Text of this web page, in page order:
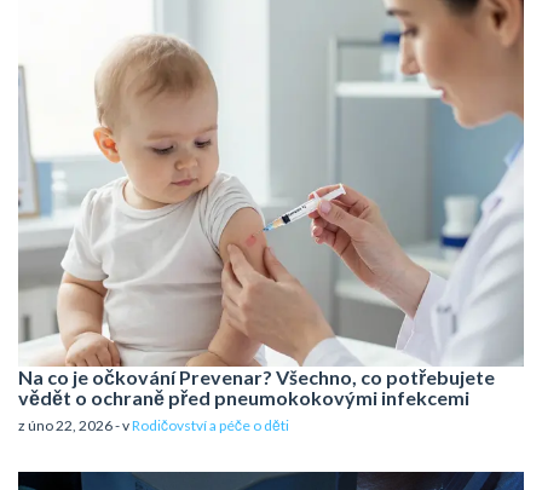
Na co je očkování Prevenar? Všechno, co potřebujete
vědět o ochraně před pneumokokovými infekcemi
z úno 22, 2026 - vRodičovství a péče o děti